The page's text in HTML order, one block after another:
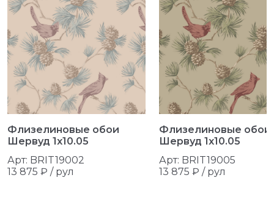
Флизелиновые обои
Шервуд 1x10.05
Арт: BRIT19002
13 875 ₽ / рул
Флизелиновые обои
Шервуд 1x10.05
Арт: BRIT19005
13 875 ₽ / рул